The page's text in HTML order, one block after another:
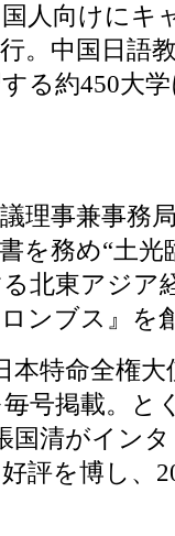
人向けにキ
。中国日語
る約450大
理事兼事務
を務め“土
北東アジア
ンブス』を
本特命全権
号掲載。と
国清がイン
評を博し、